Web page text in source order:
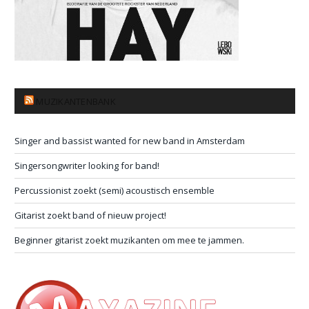
Singer and bassist wanted for new band in Amsterdam
Singersongwriter looking for band!
Percussionist zoekt (semi) acoustisch ensemble
Gitarist zoekt band of nieuw project!
Beginner gitarist zoekt muzikanten om mee te jammen.